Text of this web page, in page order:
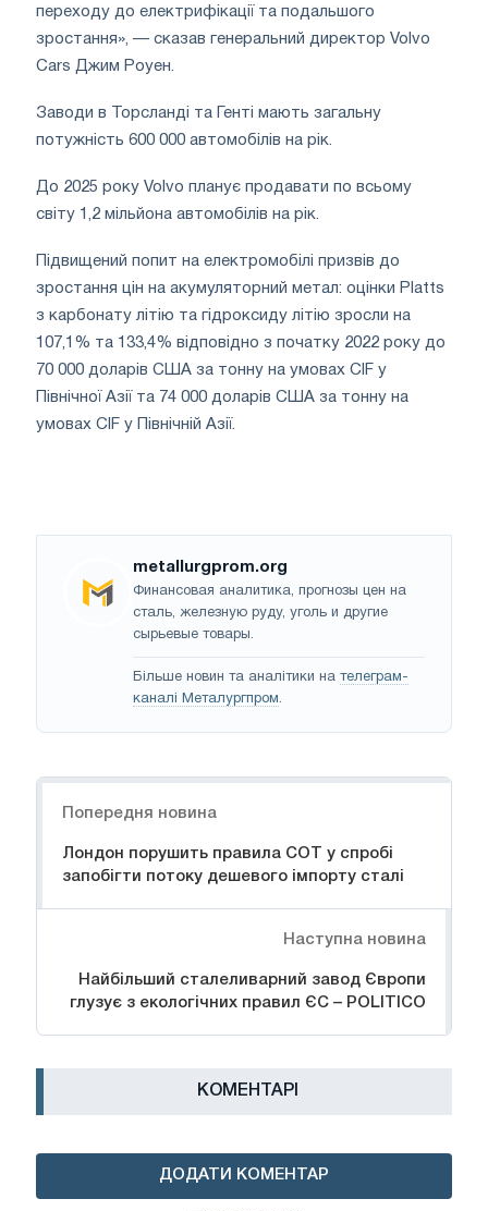
переходу до електрифікації та подальшого
зростання», — сказав генеральний директор Volvo
Cars Джим Роуен.
Заводи в Торсланді та Генті мають загальну
потужність 600 000 автомобілів на рік.
До 2025 року Volvo планує продавати по всьому
світу 1,2 мільйона автомобілів на рік.
Підвищений попит на електромобілі призвів до
зростання цін на акумуляторний метал: оцінки Platts
з карбонату літію та гідроксиду літію зросли на
107,1% та 133,4% відповідно з початку 2022 року до
70 000 доларів США за тонну на умовах CIF у
Північної Азії та 74 000 доларів США за тонну на
умовах CIF у Північній Азії.
metallurgprom.org
Финансовая аналитика, прогнозы цен на
сталь, железную руду, уголь и другие
сырьевые товары.
Більше новин та аналітики на телеграм-
каналі Металургпром.
Попередня новина
Лондон порушить правила СОТ у спробі
запобігти потоку дешевого імпорту сталі
Наступна новина
Найбільший сталеливарний завод Європи
глузує з екологічних правил ЄС – POLITICO
КОМЕНТАРІ
ДОДАТИ КОМЕНТАР